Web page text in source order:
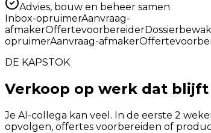
Advies, bouw en beheer samen
Inbox-opruimerAanvraag-
afmakerOffertevoorbereider
opruimerAanvraag-afmaker
DE KAPSTOK
Verkoop op werk dat
Je AI-collega kan veel. In de eerste 2
opvolgen, offertes voorbereiden of